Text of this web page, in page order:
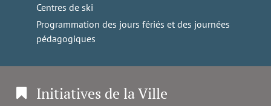
Centres de ski
Programmation des jours fériés et des journées
pédagogiques
Initiatives de la Ville